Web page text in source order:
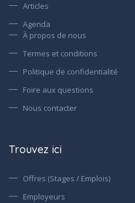
Articles
Agenda
À propos de nous
Termes et conditions
Politique de confidentialité
Foire aux questions
Nous contacter
Trouvez ici
Offres (Stages / Emplois)
Employeurs